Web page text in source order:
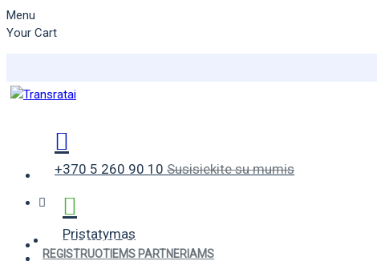
Menu
Your Cart
+370 5 260 90 10 Susisiekite su mumis
Pristatymas
VASARINĖS PADANGOS
REGISTRUOTIEMS PARTNERIAMS